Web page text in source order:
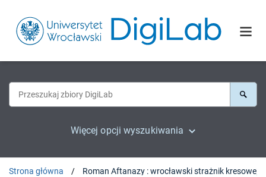
Więcej opcji wyszukiwania
Strona główna